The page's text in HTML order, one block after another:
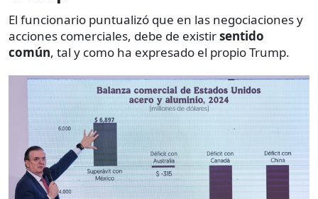
El funcionario puntualizó que en las negociaciones y
acciones comerciales, debe de existirsentido
común, tal y como ha expresado el propio Trump.